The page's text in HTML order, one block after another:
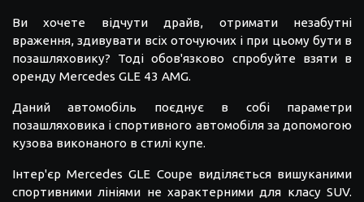
Ви хочете відчути драйв, отримати незабутні
враження, здивувати всіх оточуючих і при цьому бути в
позашляховику? Тоді обов'язково спробуйте взяти в
оренду Mercedes GLE 43 AMG.
Даний автомобіль поєднує в собі параметри
позашляховика і спортивного автомобіля за допомогою
кузова виконаного в стилі купе.
Інтер'єр Mercedes GLE Coupe виділяється вишуканими
спортивними лініями не характерними для класу SUV.